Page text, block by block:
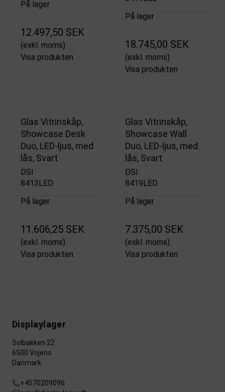
På lager
12.497,50 SEK
(exkl. moms)
Visa produkten
På lager
18.745,00 SEK
(exkl. moms)
Visa produkten
Glas Vitrinskåp,
Showcase Desk
Duo, LED-ljus, med
lås, Svart
DSI
8413LED
På lager
11.606,25 SEK
(exkl. moms)
Visa produkten
Glas Vitrinskåp,
Showcase Wall
Duo, LED-ljus, med
lås, Svart
DSI
8419LED
På lager
7.375,00 SEK
(exkl. moms)
Visa produkten
Displaylager
Solbakken 22
6500 Vojens
Danmark
+4570209096